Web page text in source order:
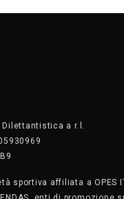
Dilettantistica a r.l.
sportiva affiliata a OPES